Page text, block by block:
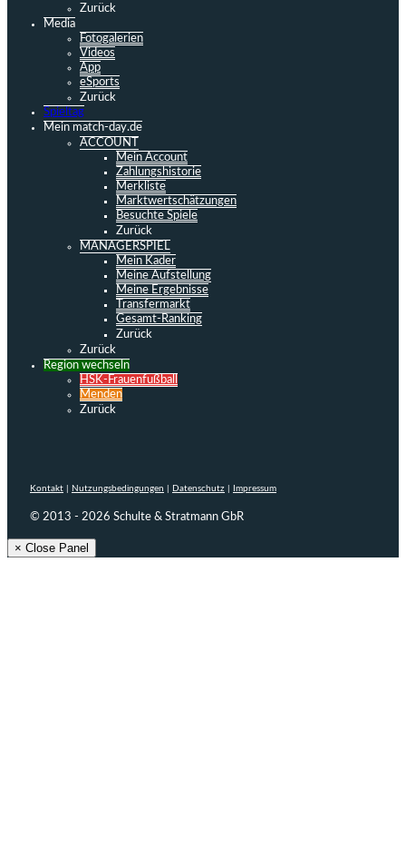
Zurück
Media
Fotogalerien
Videos
App
eSports
Zurück
Spieltag
Mein match-day.de
ACCOUNT
Mein Account
Zahlungshistorie
Merkliste
Marktwertschätzungen
Besuchte Spiele
Zurück
MANAGERSPIEL
Mein Kader
Meine Aufstellung
Meine Ergebnisse
Transfermarkt
Gesamt-Ranking
Zurück
Zurück
Region wechseln
HSK-Frauenfußball
Menden
Zurück
Kontakt Nutzungsbedingungen Datenschutz Impressum
© 2013 - 2026 Schulte & Stratmann GbR
× Close Panel